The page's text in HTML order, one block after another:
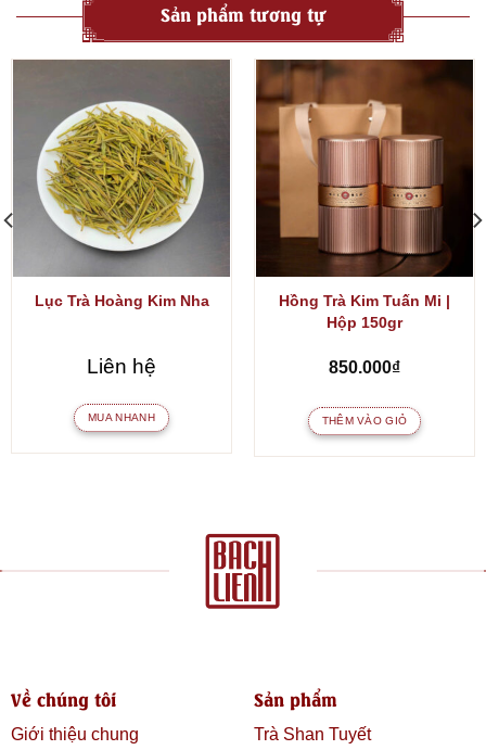
Sản phẩm tương tự
Lục Trà Hoàng Kim Nha
Liên hệ
MUA NHANH
Hồng Trà Kim Tuấn Mi |
Hộp 150gr
850.000₫
THÊM VÀO GIỎ
Về chúng tôi
Giới thiệu chung
Sản phẩm
Trà Shan Tuyết